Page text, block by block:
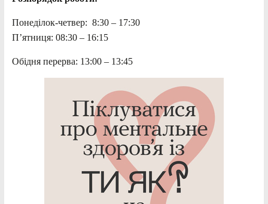
Понеділок-четвер: 8:30 – 17:30
П’ятниця: 08:30 – 16:15
Обідня перерва: 13:00 – 13:45